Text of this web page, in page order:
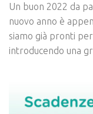
Un buon 2022 da
nuovo anno è
siamo già pronti
introducendo una